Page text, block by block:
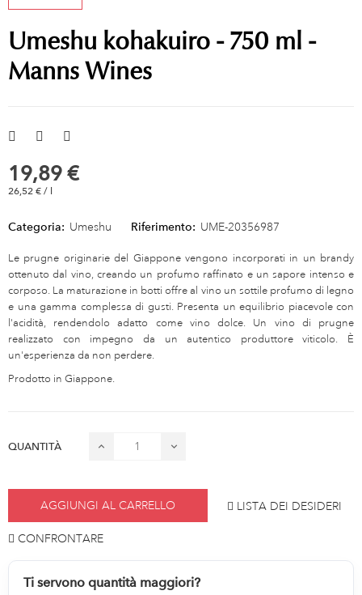
Umeshu kohakuiro - 750 ml -
Manns Wines
19,89 €
26,52 € / l
Categoria: Umeshu Riferimento: UME-20356987
Le prugne originarie del Giappone vengono incorporati in un brandy
ottenuto dal vino, creando un profumo raffinato e un sapore intenso e
corposo. La maturazione in botti offre al vino un sottile profumo di legno
e una gamma complessa di gusti. Presenta un equilibrio piacevole con
l'acidità, rendendolo adatto come vino dolce. Un vino di prugne
realizzato con impegno da un autentico produttore viticolo. È
un'esperienza da non perdere.
Prodotto in Giappone.
QUANTITÀ
AGGIUNGI AL CARRELLO LISTA DEI DESIDERI
CONFRONTARE
Ti servono quantità maggiori?